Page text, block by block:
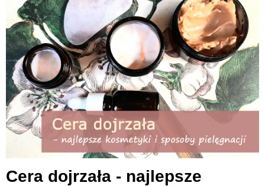
Cera dojrzała - najlepsze